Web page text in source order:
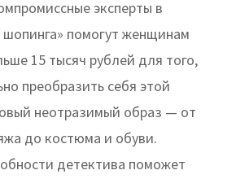
эксперты в
шопинга» помогут женщинам
15 тысяч рублей для того,
преобразить себя этой
неотразимый образ — от
до костюма и обуви.
детектива поможет